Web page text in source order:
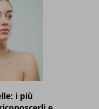
i più